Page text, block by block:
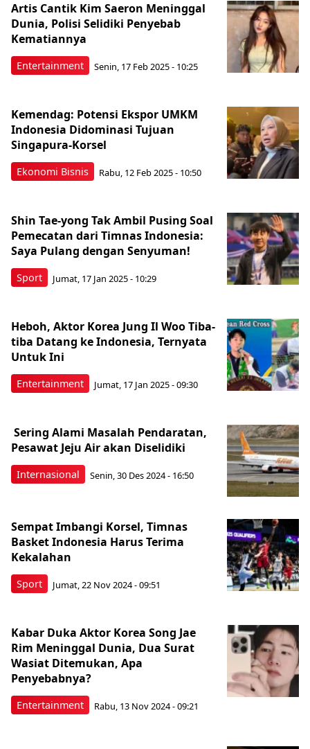
Entertainment
Artis Cantik Kim Saeron Meninggal
Dunia, Polisi Selidiki Penyebab
Kematiannya
Senin, 17 Feb 2025 - 10:25
Ekonomi Bisnis
Kemendag: Potensi Ekspor UMKM
Indonesia Didominasi Tujuan
Singapura-Korsel
Rabu, 12 Feb 2025 - 10:50
Sport
Shin Tae-yong Tak Ambil Pusing Soal
Pemecatan dari Timnas Indonesia:
Saya Pulang dengan Senyuman!
Jumat, 17 Jan 2025 - 10:29
Entertainment
Heboh, Aktor Korea Jung Il Woo Tiba-
tiba Datang ke Indonesia, Ternyata
Untuk Ini
Jumat, 17 Jan 2025 - 09:30
Internasional
Sering Alami Masalah Pendaratan,
Pesawat Jeju Air akan Diselidiki
Senin, 30 Des 2024 - 16:50
Sport
Sempat Imbangi Korsel, Timnas
Basket Indonesia Harus Terima
Kekalahan
Jumat, 22 Nov 2024 - 09:51
Entertainment
Kabar Duka Aktor Korea Song Jae
Rim Meninggal Dunia, Dua Surat
Wasiat Ditemukan, Apa
Penyebabnya?
Rabu, 13 Nov 2024 - 09:21